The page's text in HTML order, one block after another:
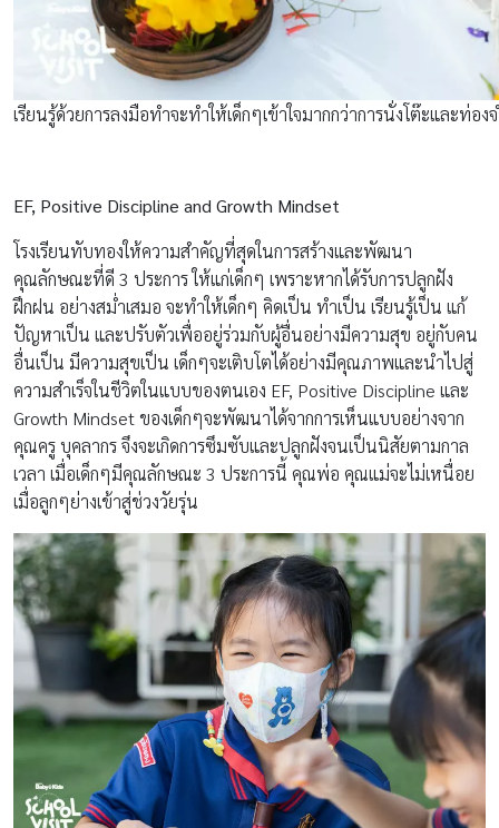
เรียนรู้ด้วยการลงมือทำจะทำให้เด็กๆเข้าใจมากกว่าการนั่งโต๊ะและท่อง
EF, Positive Discipline and Growth Mindset
โรงเรียนทับทองให้ความสำคัญที่สุดในการสร้างและพัฒนา
คุณลักษณะที่ดี 3 ประการ ให้แก่เด็กๆ เพราะหากได้รับการปลูกฝัง
ฝึกฝน อย่างสม่ำเสมอ จะทำให้เด็กๆ คิดเป็น ทำเป็น เรียนรู้เป็น แก้
ปัญหาเป็น และปรับตัวเพื่ออยู่ร่วมกับผู้อื่นอย่างมีความสุข อยู่กับคน
อื่นเป็น มีความสุขเป็น เด็กๆจะเติบโตได้อย่างมีคุณภาพและนำไปสู่
ความสำเร็จในชีวิตในแบบของตนเอง EF, Positive Discipline และ
Growth Mindset ของเด็กๆจะพัฒนาได้จากการเห็นแบบอย่างจาก
คุณครู บุคลากร จึงจะเกิดการซึมซับและปลูกฝังจนเป็นนิสัยตามกาล
เวลา เมื่อเด็กๆมีคุณลักษณะ 3 ประการนี้ คุณพ่อ คุณแม่จะไม่เหนื่อย
เมื่อลูกๆย่างเข้าสู่ช่วงวัยรุ่น